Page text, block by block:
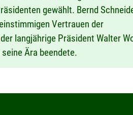
gewählt. Bernd
Vertrauen der
langjährige Präsident Walter
Ära beendete.